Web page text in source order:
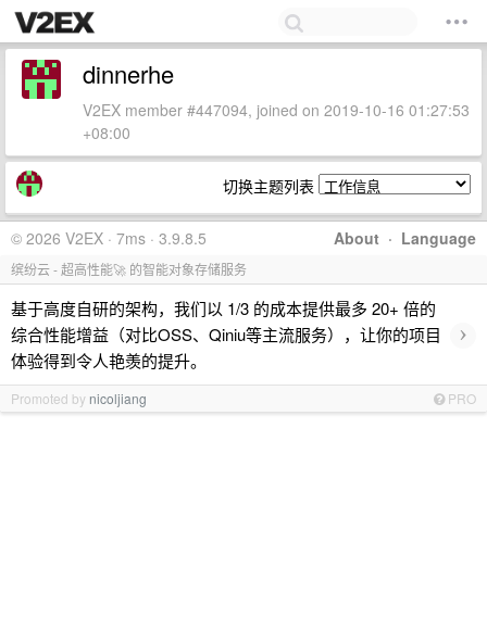
dinnerhe
V2EX member #447094, joined on 2019-10-16 01:27:53
+08:00
切换主题列表
About · Language
© 2026 V2EX · 7ms · 3.9.8.5
缤纷云 - 超高性能🚀 的智能对象存储服务
基于高度自研的架构，我们以 1/3 的成本提供最多 20+ 倍的
综合性能增益（对比OSS、Qiniu等主流服务），让你的项目
体验得到令人艳羡的提升。
›
Promoted by nicoljiang PRO